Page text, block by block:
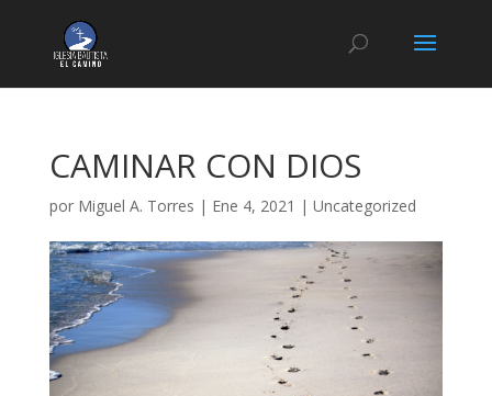
CAMINAR CON DIOS
por Miguel A. Torres | Ene 4, 2021 | Uncategorized